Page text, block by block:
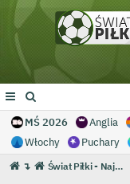
MŚ 2026 Anglia
Włochy
Puchary
↴ Świat Piłki - Największe forum piłki nożnej